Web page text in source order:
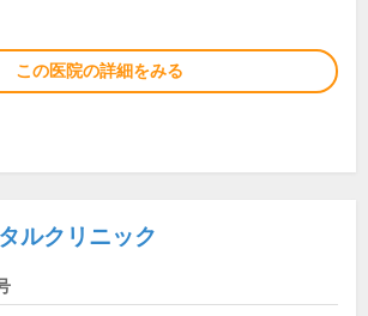
この医院の詳細をみる
ルクリニック